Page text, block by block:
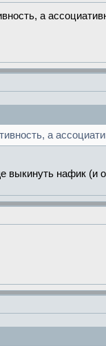
а
а
выкинуть нафик (и